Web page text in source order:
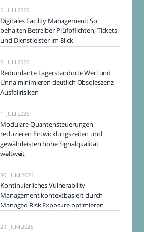
6. JULI 2026
Digitales Facility Management: So
behalten Betreiber Prüfpflichten, Tickets
und Dienstleister im Blick
6. JULI 2026
Redundante Lagerstandorte Werl und
Unna minimieren deutlich Obsoleszenz
Ausfallrisiken
1. JULI 2026
Modulare Quantensteuerungen
reduzieren Entwicklungszeiten und
gewährleisten hohe Signalqualität
weltweit
30. JUNI 2026
Kontinuierliches Vulnerability
Management kontextbasiert durch
Managed Risk Exposure optimieren
29. JUNI 2026